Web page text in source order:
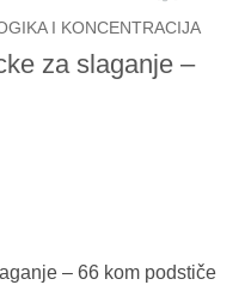
I KONCENTRACIJA
za slaganje –
– 66 kom podstiče